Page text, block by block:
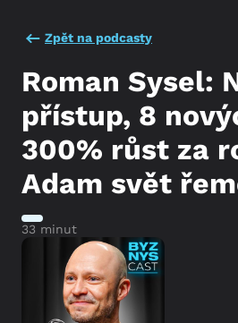
Zpět na podcasty
Roman Sysel:
přístup, 8
300% růst za
Adam svět
33 minut